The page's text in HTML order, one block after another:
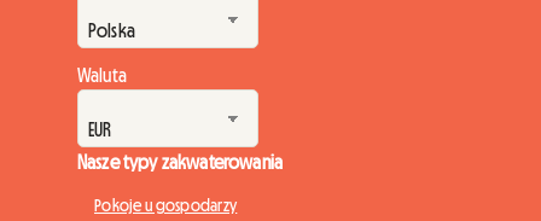
Waluta
Nasze typy zakwaterowania
Pokoje u gospodarzy